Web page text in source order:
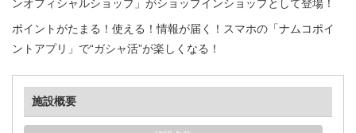
ンオフィシャルショップ」がショップインショップとして登場！
ポイントがたまる！使える！情報が届く！スマホの「ナムコポイ
ントアプリ」で“ガシャ活”が楽しくなる！
施設概要